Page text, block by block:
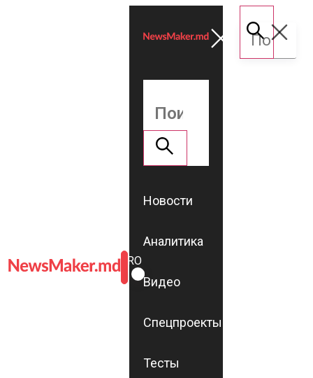
ROMÂNĂ
RU
Новости
Аналитика
Видео
Спецпроекты
Тесты